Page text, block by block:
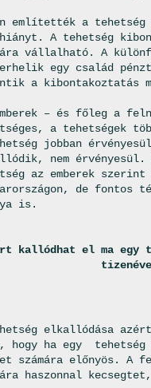
említették a tehetség
A tehetség
vállalható. A
egy család
a kibontakoztatás
– és főleg a
a tehetségek
jobban
nem érvényesül.
az emberek
de fontos
is.
kallódhat el ma egy
elkallódása azért
hogy ha egy tehetség
számára előnyös.
haszonnal